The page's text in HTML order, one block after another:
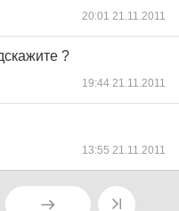
20:01 21.11.2011
?
19:44 21.11.2011
13:55 21.11.2011